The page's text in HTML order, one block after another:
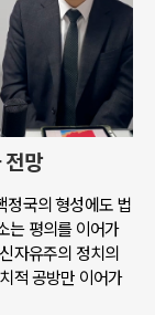
망
정국의 형성에도 법
는 평의를 이어가
자유주의 정치의
적 공방만 이어가